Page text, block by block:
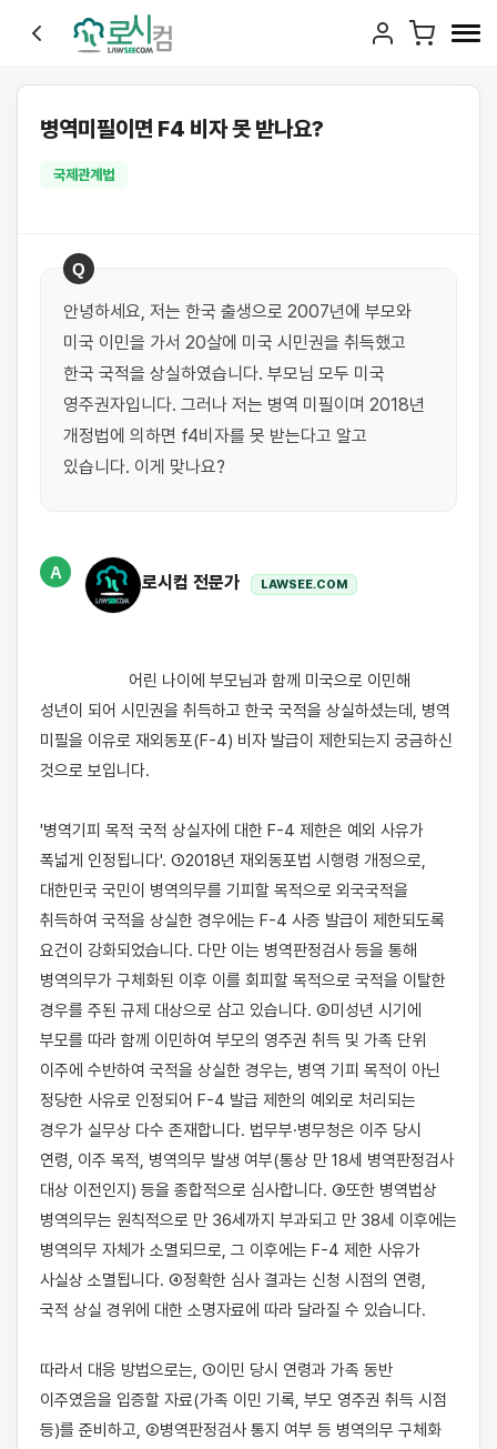
병역미필이면 F4 비자 못 받나요?
국제관계법
Q
안녕하세요, 저는 한국 출생으로 2007년에 부모와
미국 이민을 가서 20살에 미국 시민권을 취득했고
한국 국적을 상실하였습니다. 부모님 모두 미국
영주권자입니다. 그러나 저는 병역 미필이며 2018년
개정법에 의하면 f4비자를 못 받는다고 알고
있습니다. 이게 맞나요?
A
로시컴 전문가 LAWSEE.COM
성년이 되어 시민권을 취득하고 한국 국적을 상실하셨는데, 병역
미필을 이유로 재외동포(F-4) 비자 발급이 제한되는지 궁금하신
것으로 보입니다.
'병역기피 목적 국적 상실자에 대한 F-4 제한은 예외 사유가
폭넓게 인정됩니다'. ①2018년 재외동포법 시행령 개정으로,
대한민국 국민이 병역의무를 기피할 목적으로 외국국적을
취득하여 국적을 상실한 경우에는 F-4 사증 발급이 제한되도록
요건이 강화되었습니다. 다만 이는 병역판정검사 등을 통해
병역의무가 구체화된 이후 이를 회피할 목적으로 국적을 이탈한
경우를 주된 규제 대상으로 삼고 있습니다. ②미성년 시기에
부모를 따라 함께 이민하여 부모의 영주권 취득 및 가족 단위
이주에 수반하여 국적을 상실한 경우는, 병역 기피 목적이 아닌
정당한 사유로 인정되어 F-4 발급 제한의 예외로 처리되는
경우가 실무상 다수 존재합니다. 법무부·병무청은 이주 당시
연령, 이주 목적, 병역의무 발생 여부(통상 만 18세 병역판정검사
대상 이전인지) 등을 종합적으로 심사합니다. ③또한 병역법상
병역의무는 원칙적으로 만 36세까지 부과되고 만 38세 이후에는
병역의무 자체가 소멸되므로, 그 이후에는 F-4 제한 사유가
사실상 소멸됩니다. ④정확한 심사 결과는 신청 시점의 연령,
국적 상실 경위에 대한 소명자료에 따라 달라질 수 있습니다.
따라서 대응 방법으로는, ①이민 당시 연령과 가족 동반
이주였음을 입증할 자료(가족 이민 기록, 부모 영주권 취득 시점
등)를 준비하고, ②병역판정검사 통지 여부 등 병역의무 구체화